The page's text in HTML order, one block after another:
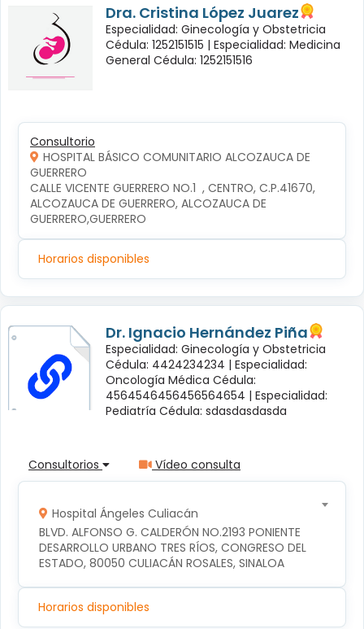
Dra. Cristina López Juarez
Especialidad: Ginecología y Obstetricia
Cédula: 1252151515 | Especialidad: Medicina
General Cédula: 1252151516
Consultorio
HOSPITAL BÁSICO COMUNITARIO ALCOZAUCA DE
GUERRERO
CALLE VICENTE GUERRERO NO.1  , CENTRO, C.P.41670,
ALCOZAUCA DE GUERRERO, ALCOZAUCA DE
GUERRERO,GUERRERO
Horarios disponibles
Dr. Ignacio Hernández Piña
Especialidad: Ginecología y Obstetricia
Cédula: 4424234234 | Especialidad:
Oncología Médica Cédula:
4564546456456564654 | Especialidad:
Pediatría Cédula: sdasdasdasda
Consultorios Vídeo consulta
Hospital Ángeles Culiacán
BLVD. ALFONSO G. CALDERÓN NO.2193 PONIENTE
DESARROLLO URBANO TRES RÍOS, CONGRESO DEL
ESTADO, 80050 CULIACÁN ROSALES, SINALOA
Horarios disponibles